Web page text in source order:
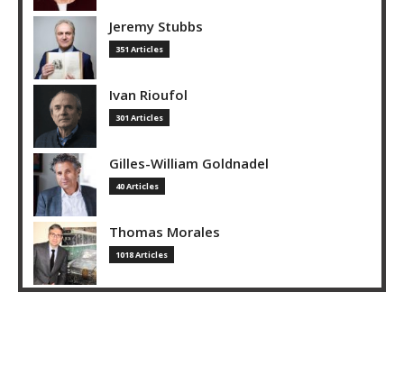
Jeremy Stubbs
351 Articles
Ivan Rioufol
301 Articles
Gilles-William Goldnadel
40 Articles
Thomas Morales
1018 Articles